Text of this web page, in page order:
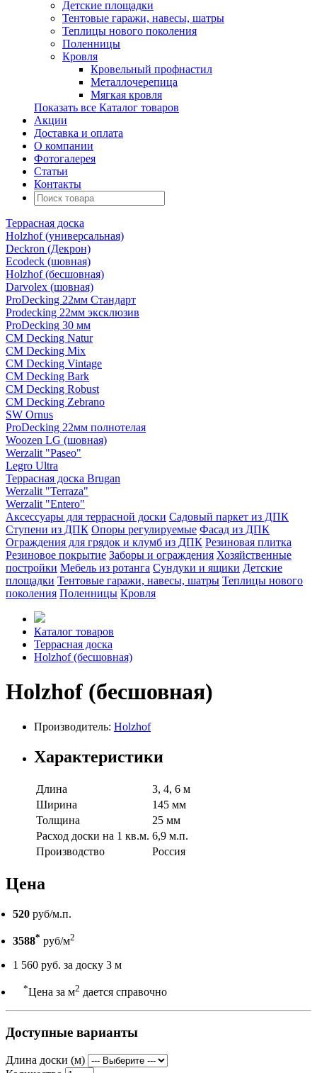
Детские площадки
Тентовые гаражи, навесы, шатры
Теплицы нового поколения
Поленницы
Кровля
Кровельный профнастил
Металлочерепица
Мягкая кровля
Показать все Каталог товаров
Акции
Доставка и оплата
О компании
Фотогалерея
Статьи
Контакты
Террасная доска
Holzhof (универсальная)
Deckron (Декрон)
Ecodeck (шовная)
Holzhof (бесшовная)
Darvolex (шовная)
ProDecking 22мм Стандарт
Prodecking 22мм эксклюзив
ProDecking 30 мм
CM Decking Natur
CM Decking Mix
CM Decking Vintage
CM Decking Bark
CM Decking Robust
CM Decking Zebrano
SW Ornus
ProDecking 22мм полнотелая
Woozen LG (шовная)
Werzalit "Paseo"
Legro Ultra
Террасная доска Brugan
Werzalit "Terraza"
Werzalit "Entero"
Аксессуары для террасной доски Садовый паркет из ДПК
Ступени из ДПК Опоры регулируемые Фасад из ДПК
Ограждения для грядок и клумб из ДПК Резиновая плитка
Резиновое покрытие Заборы и ограждения Хозяйственные
постройки Мебель из ротанга Сундуки и ящики Детские
площадки Тентовые гаражи, навесы, шатры Теплицы нового
поколения Поленницы Кровля
Каталог товаров
Террасная доска
Holzhof (бесшовная)
Holzhof (бесшовная)
Производитель: Holzhof
Характеристики
Длина
3, 4, 6 м
Ширина
145 мм
Толщина
25 мм
Расход доски на 1 кв.м. 6,9 м.п.
Производство
Россия
Цена
520 руб/м.п.
3588* руб/м2
1 560 руб. за доску 3 м
*Цена за м2 дается справочно
Доступные варианты
Длина доски (м)